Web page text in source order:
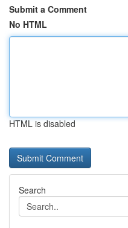
Submit a Comment
No HTML
HTML is disabled
Search